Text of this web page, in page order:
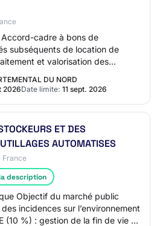
Accord-cadre à bons de
subséquents de location de
et valorisation des
de la Voirie pour l'A…
DU NORD
2026Date limite: 11 sept. 2026
ET DES
AUTOMATISES
France
description
Objectif du marché public
incidences sur l’environnement
(10 %) : gestion de la fin de vie et